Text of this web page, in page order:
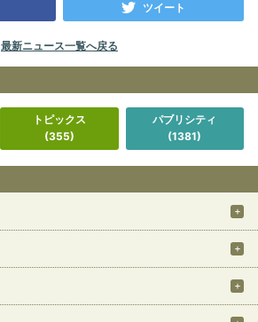
ツイート
最新ニュース一覧へ戻る
トピックス
(355)
パブリシティ
(1381)